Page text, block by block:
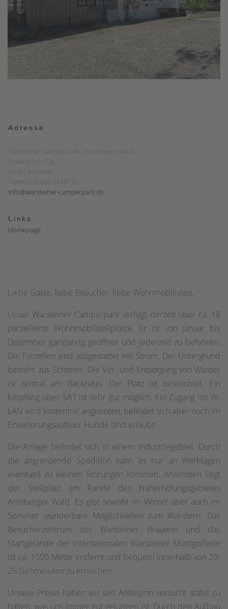
Adresse
Warsteiner Camperpark - Zum Bayernstadl
Enkerbruch 12a
59581 Warstein
Telefon: 02902 9119116
info@warsteiner-camperpark.de
Links
Homepage
Liebe Gäste, liebe Besucher, liebe Wohnmobilisten,
Unser Warsteiner Camperpark verfügt derzeit über ca. 18
parzellierte Wohnmobilstellplätze. Er ist von Januar bis
Dezember ganzjährig geöffnet und jederzeit zu befahren.
Die Parzellen sind ausgestattet mit Strom. Der Untergrund
besteht aus Schotter. Die Ver- und Entsorgung von Wasser
ist zentral am Backhaus. Der Platz ist beleuchtet. Ein
Empfang über SAT ist sehr gut möglich. Ein Zugang ins W-
LAN wird kostenfrei angeboten, befindet sich aber noch im
Erweiterungsaufbau. Hunde sind erlaubt!
Die Anlage befindet sich in einem Industriegebiet. Durch
die angrenzende Spedition kann es nur an Werktagen
eventuell zu kleinen Störungen kommen. Ansonsten liegt
der Stellplatz am Rande des Naherholungsgebietes
Arnsberger Wald. Es gibt sowohl im Winter aber auch im
Sommer wunderbare Möglichkeiten zum Wandern. Das
Besucherzentrum der Warsteiner Brauerei und das
Startgelände der Internationalen Warsteiner Montgolfiade
ist ca. 1500 Meter entfernt und bequem innerhalb von 20-
25 Gehminuten zu erreichen.
Unsere Preise haben wir seit Anbeginn versucht stabil zu
halten, was uns immer gut gelungen ist. Durch den Aufbau